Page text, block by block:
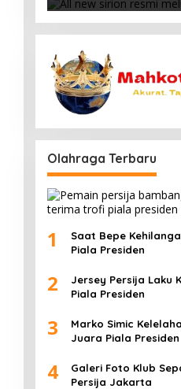
Olahraga Terbaru
1
Saat Bepe
Piala Presiden
2
Jersey Persija Laku
Piala Presiden
3
Marko Simic
Juara Piala Presiden
4
Galeri Foto Klub
Persija Jakarta